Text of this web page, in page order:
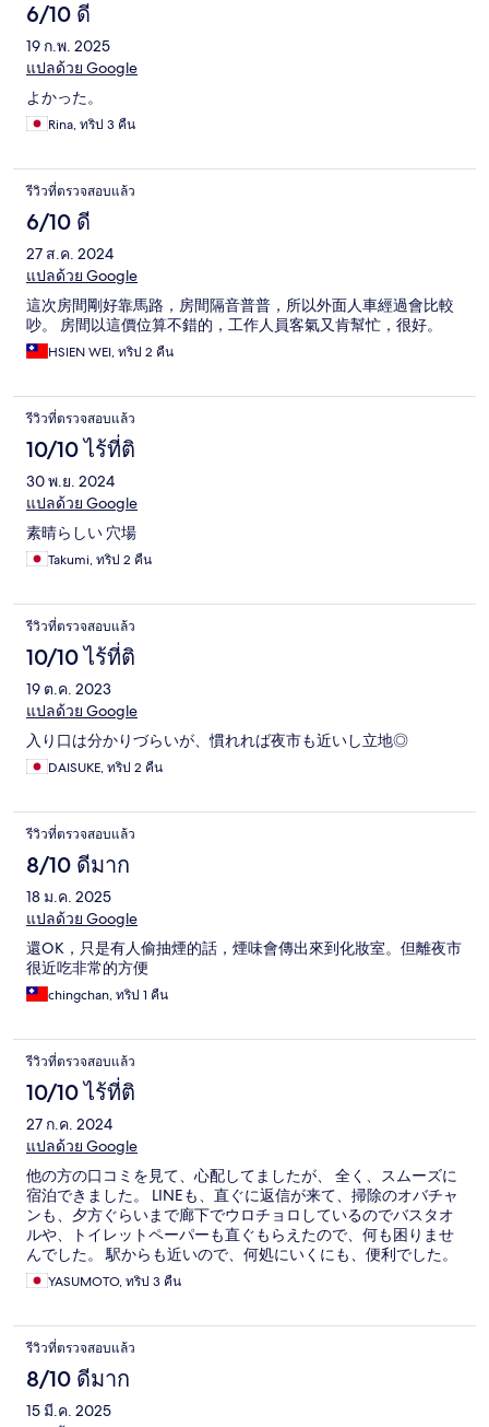
6/10 ดี
19 ก.พ. 2025
แปลด้วย Google
よかった。
Rina, ทริป 3 คืน
รีวิวที่ตรวจสอบแล้ว
6/10 ดี
27 ส.ค. 2024
แปลด้วย Google
這次房間剛好靠馬路，房間隔音普普，所以外面人車經過會比較
吵。 房間以這價位算不錯的，工作人員客氣又肯幫忙，很好。
HSIEN WEI, ทริป 2 คืน
รีวิวที่ตรวจสอบแล้ว
10/10 ไร้ที่ติ
30 พ.ย. 2024
แปลด้วย Google
素晴らしい 穴場
Takumi, ทริป 2 คืน
รีวิวที่ตรวจสอบแล้ว
10/10 ไร้ที่ติ
19 ต.ค. 2023
แปลด้วย Google
入り口は分かりづらいが、慣れれば夜市も近いし立地◎
DAISUKE, ทริป 2 คืน
รีวิวที่ตรวจสอบแล้ว
8/10 ดีมาก
18 ม.ค. 2025
แปลด้วย Google
還OK，只是有人偷抽煙的話，煙味會傳出來到化妝室。但離夜市
很近吃非常的方便
chingchan, ทริป 1 คืน
รีวิวที่ตรวจสอบแล้ว
10/10 ไร้ที่ติ
27 ก.ค. 2024
แปลด้วย Google
他の方の口コミを見て、心配してましたが、 全く、スムーズに
宿泊できました。 LINEも、直ぐに返信が来て、掃除のオバチャ
ンも、夕方ぐらいまで廊下でウロチョロしているのでバスタオ
ルや、トイレットペーパーも直ぐもらえたので、何も困りませ
んでした。 駅からも近いので、何処にいくにも、便利でした。
YASUMOTO, ทริป 3 คืน
รีวิวที่ตรวจสอบแล้ว
8/10 ดีมาก
15 มี.ค. 2025